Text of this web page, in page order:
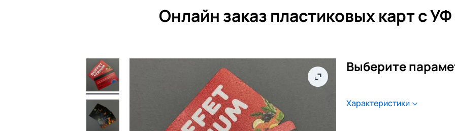
Онлайн заказ пластиковых карт с
Выберите
Характеристики